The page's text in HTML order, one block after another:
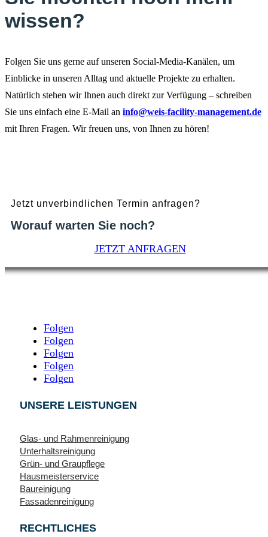
wissen?
Folgen Sie uns gerne auf unseren Social-Media-Kanälen, um
Einblicke in unseren Alltag und aktuelle Projekte zu erhalten.
Natürlich stehen wir Ihnen auch direkt zur Verfügung – schreiben
Sie uns einfach eine E-Mail an info@weis-facility-management.de
mit Ihren Fragen. Wir freuen uns, von Ihnen zu hören!
Jetzt unverbindlichen Termin anfragen?
Worauf warten Sie noch?
JETZT ANFRAGEN
Folgen
Folgen
Folgen
Folgen
Folgen
UNSERE LEISTUNGEN
Glas‑ und Rahmenreinigung
Unterhaltsreinigung
Grün- und Graupflege
Hausmeisterservice
Baureinigung
Fassadenreinigung
RECHTLICHES